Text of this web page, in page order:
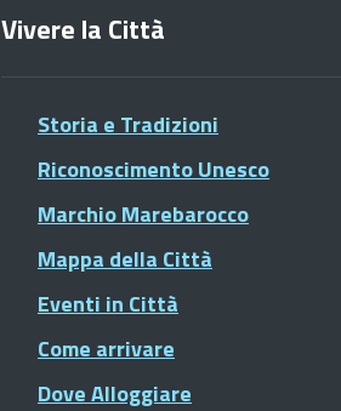
Vivere la Città
Storia e Tradizioni
Riconoscimento Unesco
Marchio Marebarocco
Mappa della Città
Eventi in Città
Come arrivare
Dove Alloggiare